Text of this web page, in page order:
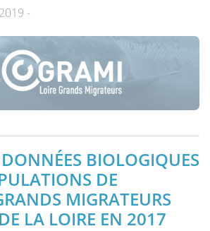
-
BIOLOGIQUES
DE
MIGRATEURS
LA LOIRE EN 2017